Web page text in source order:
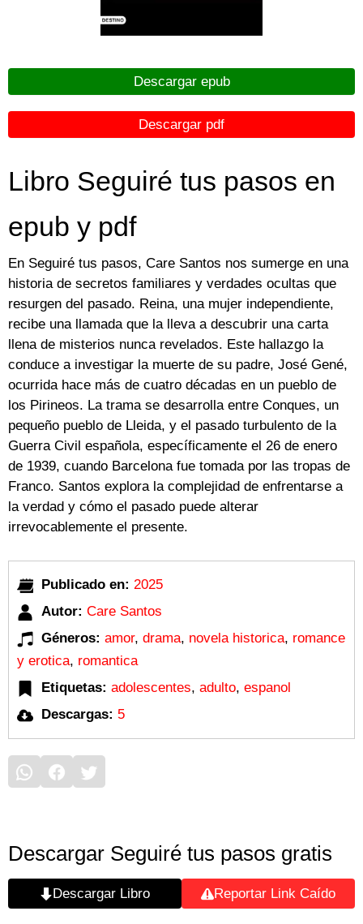
Descargar epub
Descargar pdf
Libro Seguiré tus pasos en
epub y pdf
En Seguiré tus pasos, Care Santos nos sumerge en una
historia de secretos familiares y verdades ocultas que
resurgen del pasado. Reina, una mujer independiente,
recibe una llamada que la lleva a descubrir una carta
llena de misterios nunca revelados. Este hallazgo la
conduce a investigar la muerte de su padre, José Gené,
ocurrida hace más de cuatro décadas en un pueblo de
los Pirineos. La trama se desarrolla entre Conques, un
pequeño pueblo de Lleida, y el pasado turbulento de la
Guerra Civil española, específicamente el 26 de enero
de 1939, cuando Barcelona fue tomada por las tropas de
Franco. Santos explora la complejidad de enfrentarse a
la verdad y cómo el pasado puede alterar
irrevocablemente el presente.
Publicado en: 2025
Autor: Care Santos
Géneros: amor, drama, novela historica, romance
y erotica, romantica
Etiquetas: adolescentes, adulto, espanol
Descargas: 5
Descargar Seguiré tus pasos gratis
Descargar Libro Reportar Link Caído